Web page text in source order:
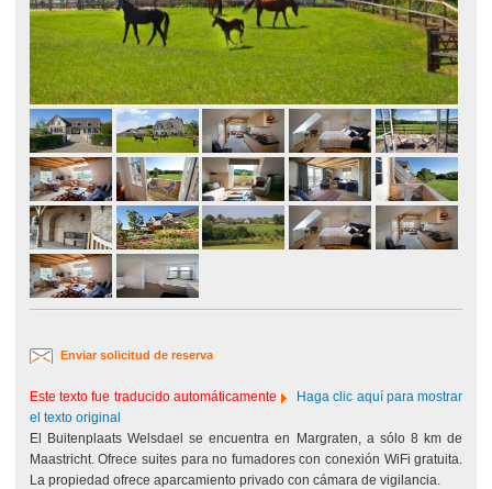
Enviar solicitud de reserva
Este texto fue traducido automáticamente
Haga clic aquí para mostrar
el texto original
El Buitenplaats Welsdael se encuentra en Margraten, a sólo 8 km de
Maastricht. Ofrece suites para no fumadores con conexión WiFi gratuita.
La propiedad ofrece aparcamiento privado con cámara de vigilancia.